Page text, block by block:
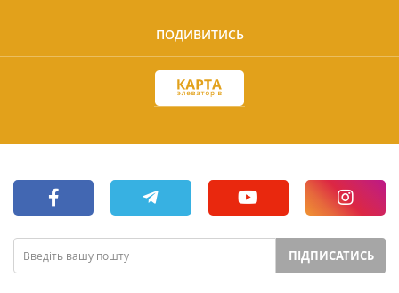
ПОДИВИТИСЬ
ПІДПИСАТИСЬ